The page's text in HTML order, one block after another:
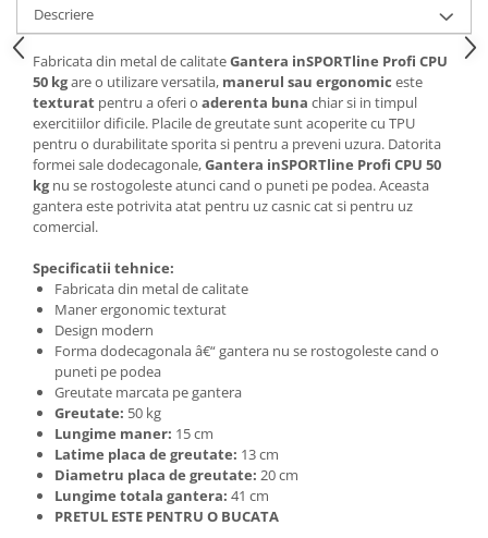
Descriere
Fabricata din metal de calitateGantera inSPORTline Profi CPU
50 kgare o utilizare versatila, manerul sau ergonomic este
texturat pentru a oferi o aderenta buna chiar si in timpul
exercitiilor dificile. Placile de greutate sunt acoperite cu TPU
pentru o durabilitate sporitasi pentru a preveni uzura. Datorita
formei sale dodecagonale,Gantera inSPORTline Profi CPU 50
kgnu se rostogoleste atunci cand o puneti pe podea. Aceasta
gantera este potrivita atat pentru uz casnic cat si pentru uz
comercial.
Specificatii tehnice:
Fabricata din metal de calitate
Maner ergonomic texturat
Design modern
Forma dodecagonala â€“ gantera nu se rostogoleste cand o
puneti pe podea
Greutate marcata pe gantera
Greutate: 50 kg
Lungime maner: 15 cm
Latime placa de greutate: 13 cm
Diametru placa de greutate: 20 cm
Lungime totala gantera: 41 cm
PRETUL ESTE PENTRU O BUCATA